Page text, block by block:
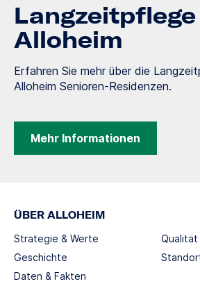
Alloheim
Erfahren Sie mehr über die
Alloheim Senioren-Residenzen.
Mehr Informationen
ÜBER ALLOHEIM
Strategie & Werte
Geschichte
Daten & Fakten
Qualität